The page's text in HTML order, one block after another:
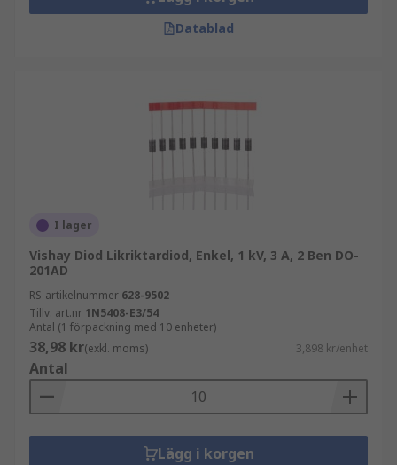
Datablad
I lager
Vishay Diod Likriktardiod, Enkel, 1 kV, 3 A, 2 Ben DO-
201AD
RS-artikelnummer 628-9502
Tillv. art.nr 1N5408-E3/54
Antal (1 förpackning med 10 enheter)
38,98 kr(exkl. moms) 3,898 kr/enhet
Antal
Lägg i korgen